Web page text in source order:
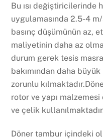
Bu ısı değiştiricilerinde
uygulamasında 2.5-4 m/
basınç düşümünün az,
maliyetinin daha az
durum gerek tesis
bakımından daha
zorunlu
rotor ve yapı
ve çelik
Döner tambur içindeki